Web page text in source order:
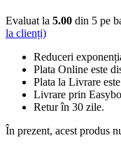
Evaluat la 5.00 din 5 pe
la clienți)
Reduceri
Plata Online este
Plata la Livrare
Livrare prin
Retur în 30 zile.
În prezent, acest produs